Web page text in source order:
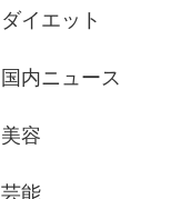
ダイエット
国内ニュース
美容
芸能